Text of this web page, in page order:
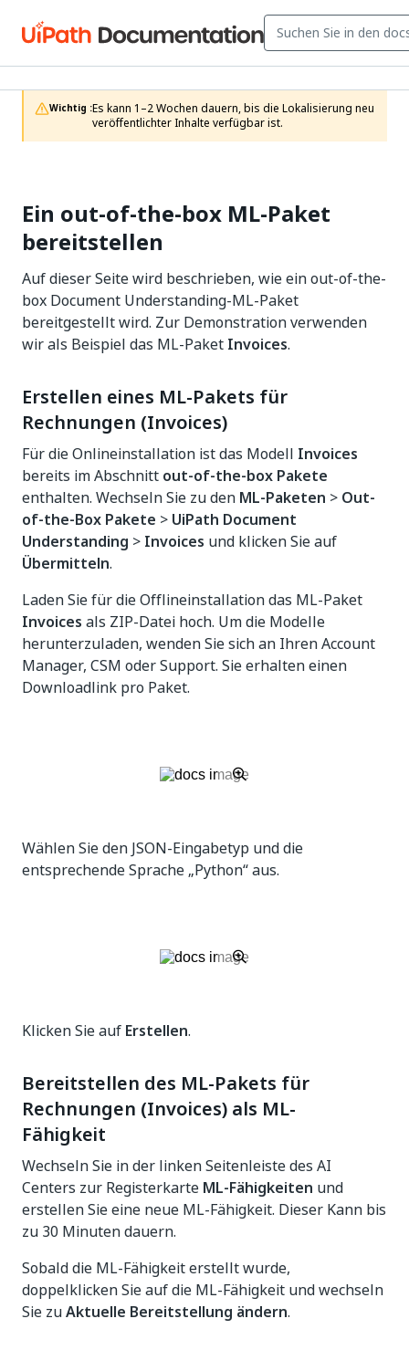
Wichtig :Es kann 1–2 Wochen dauern, bis die Lokalisierung neu
veröffentlichter Inhalte verfügbar ist.
Ein out-of-the-box ML-Paket
bereitstellen
Auf dieser Seite wird beschrieben, wie ein out-of-the-
box Document Understanding-ML-Paket
bereitgestellt wird. Zur Demonstration verwenden
wir als Beispiel das ML-Paket Invoices.
Erstellen eines ML-Pakets für
Rechnungen (Invoices)
Für die Onlineinstallation ist das Modell Invoices
bereits im Abschnitt out-of-the-box Pakete
enthalten. Wechseln Sie zu den ML-Paketen > Out-
of-the-Box Pakete > UiPath Document
Understanding > Invoices und klicken Sie auf
Übermitteln.
Laden Sie für die Offlineinstallation das ML-Paket
Invoices als ZIP-Datei hoch. Um die Modelle
herunterzuladen, wenden Sie sich an Ihren Account
Manager, CSM oder Support. Sie erhalten einen
Downloadlink pro Paket.
Wählen Sie den JSON-Eingabetyp und die
entsprechende Sprache „Python“ aus.
Klicken Sie auf Erstellen.
Bereitstellen des ML-Pakets für
Rechnungen (Invoices) als ML-
Fähigkeit
Wechseln Sie in der linken Seitenleiste des AI
Centers zur Registerkarte ML-Fähigkeiten und
erstellen Sie eine neue ML-Fähigkeit. Dieser Kann bis
zu 30 Minuten dauern.
Sobald die ML-Fähigkeit erstellt wurde,
doppelklicken Sie auf die ML-Fähigkeit und wechseln
Sie zuAktuelle Bereitstellung ändern.